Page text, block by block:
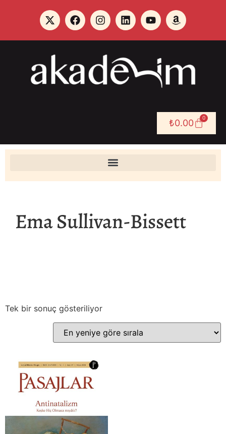
₺0.00 0
Ema Sullivan-Bissett
Tek bir sonuç gösteriliyor